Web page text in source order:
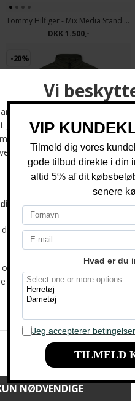
Tommy Hilfiger - Mix Media Stand | Jakke Desert Sky
DKK 1.500,-
-20%
Signal - Jules waistcoat | Vest Full Green
-40% Kun web
Signal - Albert teddy | Fleece Smokey Olive
DKK 1.000,- DKK 600,-
-76%